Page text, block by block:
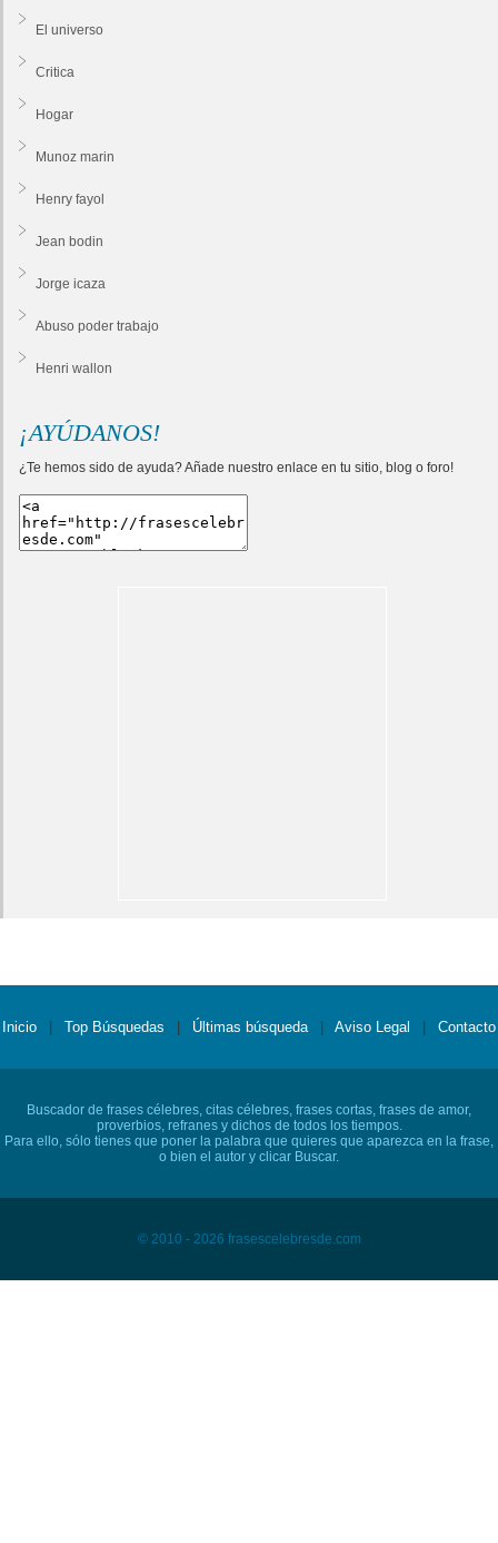
El universo
Critica
Hogar
Munoz marin
Henry fayol
Jean bodin
Jorge icaza
Abuso poder trabajo
Henri wallon
¡AYÚDANOS!
¿Te hemos sido de ayuda? Añade nuestro enlace en tu sitio, blog o foro!
Inicio Top Búsquedas Últimas búsqueda Aviso Legal Contacto
Buscador de frases célebres, citas célebres, frases cortas, frases de amor,
proverbios, refranes y dichos de todos los tiempos.
Para ello, sólo tienes que poner la palabra que quieres que aparezca en la frase,
o bien el autor y clicar Buscar.
© 2010 - 2026 frasescelebresde.com